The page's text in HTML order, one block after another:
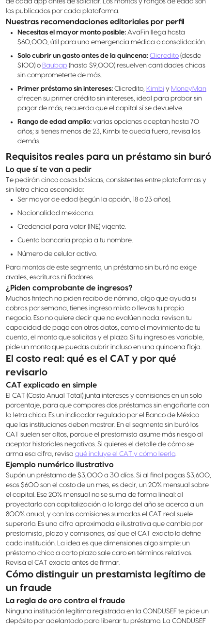
de cada app antes de solicitar. Los montos y rangos de edad son
los publicados por cada plataforma.
Nuestras recomendaciones editoriales por perfil
Necesitas el mayor monto posible: AvaFin llega hasta
$60,000, útil para una emergencia médica o consolidación.
Solo cubrir un gasto antes de la quincena: Clicredito (desde
$100) o Baubap (hasta $9,000) resuelven cantidades chicas
sin comprometerte de más.
Primer préstamo sin intereses: Clicredito, Kimbi y MoneyMan
ofrecen su primer crédito sin intereses, ideal para probar sin
pagar de más; recuerda que el capital sí se devuelve.
Rango de edad amplio: varias opciones aceptan hasta 70
años; si tienes menos de 23, Kimbi te queda fuera, revisa las
demás.
Requisitos reales para un préstamo sin buró
Lo que sí te van a pedir
Te pedirán cinco cosas básicas, consistentes entre plataformas y
sin letra chica escondida:
Ser mayor de edad (según la opción, 18 o 23 años).
Nacionalidad mexicana.
Credencial para votar (INE) vigente.
Cuenta bancaria propia a tu nombre.
Número de celular activo.
Para montos de este segmento, un préstamo sin buró no exige
avales, escrituras ni fiadores.
¿Piden comprobante de ingresos?
Muchas fintech no piden recibo de nómina, algo que ayuda si
cobras por semana, tienes ingreso mixto o llevas tu propio
negocio. Eso no quiere decir que no evalúen nada: revisan tu
capacidad de pago con otros datos, como el movimiento de tu
cuenta, el monto que solicitas y el plazo. Si tu ingreso es variable,
pide un monto que puedas cubrir incluso en una quincena floja.
El costo real: qué es el CAT y por qué
revisarlo
CAT explicado en simple
El CAT (Costo Anual Total) junta intereses y comisiones en un solo
porcentaje, para que compares dos préstamos sin engañarte con
la letra chica. Es un indicador regulado por el Banco de México
que las instituciones deben mostrar. En el segmento sin buró los
CAT suelen ser altos, porque el prestamista asume más riesgo al
aceptar historiales negativos. Si quieres el detalle de cómo se
arma esa cifra, revisa qué incluye el CAT y cómo leerlo.
Ejemplo numérico ilustrativo
Supón un préstamo de $3,000 a 30 días. Si al final pagas $3,600,
esos $600 son el costo de un mes, es decir, un 20% mensual sobre
el capital. Ese 20% mensual no se suma de forma lineal: al
proyectarlo con capitalización a lo largo del año se acerca a un
800% anual, y con las comisiones sumadas el CAT real suele
superarlo. Es una cifra aproximada e ilustrativa que cambia por
prestamista, plazo y comisiones, así que el CAT exacto lo define
cada institución. La idea es que dimensiones algo simple: un
préstamo chico a corto plazo sale caro en términos relativos.
Revisa el CAT exacto antes de firmar.
Cómo distinguir un prestamista legítimo de
un fraude
La regla de oro contra el fraude
Ninguna institución legítima registrada en la CONDUSEF te pide un
depósito por adelantado para liberar tu préstamo. La CONDUSEF